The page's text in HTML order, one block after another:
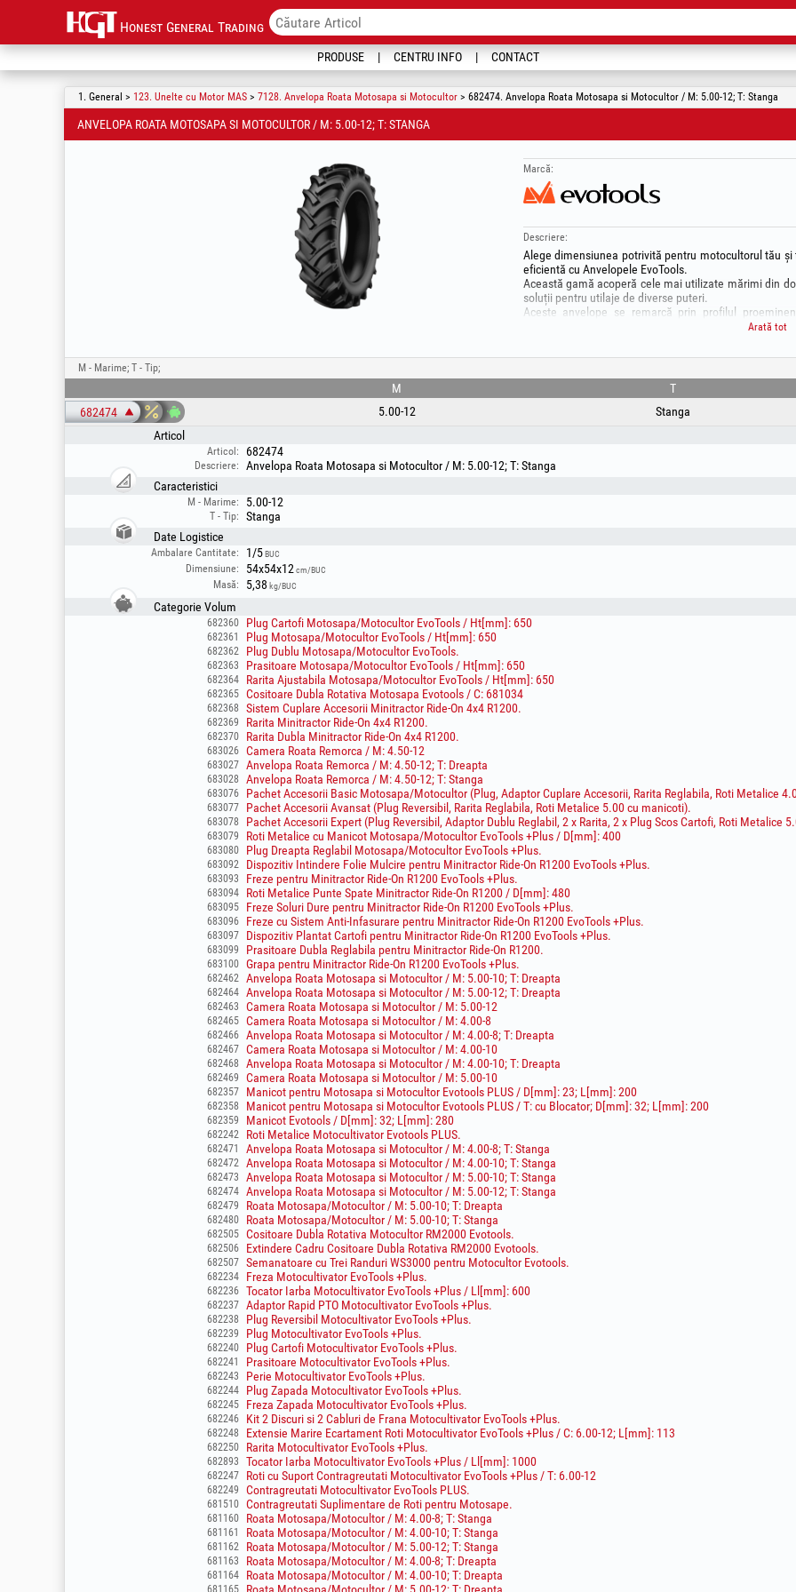
Honest General Trading
PRODUSE CENTRU INFO CONTACT
1. General > 123. Unelte cu Motor MAS > 7128. Anvelopa Roata Motosapa si Motocultor > 682474. Anvelopa Roata Motosapa si Motocultor / M: 5.00-12; T: Stanga
ANVELOPA ROATA MOTOSAPA SI MOTOCULTOR / M: 5.00-12; T: STANGA
Marcă:
Descriere:
Alege dimensiunea potrivită pentru motocultorul tău
eficientă cu Anvelopele EvoTools.
Această gamă acoperă cele mai utilizate mărimi din
soluții pentru utilaje de diverse puteri.
Aceste anvelope se remarcă prin profilul
excelentă pe pământ afânat și o capacitate optimă de
dedicate pentru partea stângă sau dreaptă,
tracțiune. Este soluția ideală pentru înlocuirea
manevrabilitatea utilajului în timpul arăturii sau
Arată tot
M - Marime; T - Tip;
M
T
682474
5.00-12 Stanga
Articol
Articol: 682474
Descriere:
Anvelopa Roata Motosapa si Motocultor / M: 5.00-12; T: Stanga
Caracteristici
M - Marime: 5.00-12
T - Tip:
Stanga
Date Logistice
Ambalare Cantitate: 1/5BUC
Dimensiune: 54x54x12 cm/BUC
Masă: 5,38 kg/BUC
Categorie Volum
682360 Plug Cartofi Motosapa/Motocultor EvoTools / Ht[mm]: 650
682361 Plug Motosapa/Motocultor EvoTools / Ht[mm]: 650
682362 Plug Dublu Motosapa/Motocultor EvoTools.
682363 Prasitoare Motosapa/Motocultor EvoTools / Ht[mm]: 650
682364 Rarita Ajustabila Motosapa/Motocultor EvoTools / Ht[mm]: 650
682365 Cositoare Dubla Rotativa Motosapa Evotools / C: 681034
682368 Sistem Cuplare Accesorii Minitractor Ride-On 4x4 R1200.
682369 Rarita Minitractor Ride-On 4x4 R1200.
682370 Rarita Dubla Minitractor Ride-On 4x4 R1200.
683026 Camera Roata Remorca / M: 4.50-12
683027 Anvelopa Roata Remorca / M: 4.50-12; T: Dreapta
683028 Anvelopa Roata Remorca / M: 4.50-12; T: Stanga
683076 Pachet Accesorii Basic Motosapa/Motocultor (Plug, Adaptor Cuplare Accesorii, Rarita Reglabila, Roti Metalice
683077 Pachet Accesorii Avansat (Plug Reversibil, Rarita Reglabila, Roti Metalice 5.00 cu manicoti).
683078 Pachet Accesorii Expert (Plug Reversibil, Adaptor Dublu Reglabil, 2 x Rarita, 2 x Plug Scos Cartofi, Roti Metalice
683079 Roti Metalice cu Manicot Motosapa/Motocultor EvoTools +Plus / D[mm]: 400
683080 Plug Dreapta Reglabil Motosapa/Motocultor EvoTools +Plus.
683092 Dispozitiv Intindere Folie Mulcire pentru Minitractor Ride-On R1200 EvoTools +Plus.
683093 Freze pentru Minitractor Ride-On R1200 EvoTools +Plus.
683094 Roti Metalice Punte Spate Minitractor Ride-On R1200 / D[mm]: 480
683095 Freze Soluri Dure pentru Minitractor Ride-On R1200 EvoTools +Plus.
683096 Freze cu Sistem Anti-Infasurare pentru Minitractor Ride-On R1200 EvoTools +Plus.
683097 Dispozitiv Plantat Cartofi pentru Minitractor Ride-On R1200 EvoTools +Plus.
683099 Prasitoare Dubla Reglabila pentru Minitractor Ride-On R1200.
683100 Grapa pentru Minitractor Ride-On R1200 EvoTools +Plus.
682462 Anvelopa Roata Motosapa si Motocultor / M: 5.00-10; T: Dreapta
682464 Anvelopa Roata Motosapa si Motocultor / M: 5.00-12; T: Dreapta
682463 Camera Roata Motosapa si Motocultor / M: 5.00-12
682465 Camera Roata Motosapa si Motocultor / M: 4.00-8
682466 Anvelopa Roata Motosapa si Motocultor / M: 4.00-8; T: Dreapta
682467 Camera Roata Motosapa si Motocultor / M: 4.00-10
682468 Anvelopa Roata Motosapa si Motocultor / M: 4.00-10; T: Dreapta
682469 Camera Roata Motosapa si Motocultor / M: 5.00-10
682357 Manicot pentru Motosapa si Motocultor Evotools PLUS / D[mm]: 23; L[mm]: 200
682358 Manicot pentru Motosapa si Motocultor Evotools PLUS / T: cu Blocator; D[mm]: 32; L[mm]: 200
682359 Manicot Evotools / D[mm]: 32; L[mm]: 280
682242 Roti Metalice Motocultivator Evotools PLUS.
682471 Anvelopa Roata Motosapa si Motocultor / M: 4.00-8; T: Stanga
682472 Anvelopa Roata Motosapa si Motocultor / M: 4.00-10; T: Stanga
682473 Anvelopa Roata Motosapa si Motocultor / M: 5.00-10; T: Stanga
682474 Anvelopa Roata Motosapa si Motocultor / M: 5.00-12; T: Stanga
682479 Roata Motosapa/Motocultor / M: 5.00-10; T: Dreapta
682480 Roata Motosapa/Motocultor / M: 5.00-10; T: Stanga
682505 Cositoare Dubla Rotativa Motocultor RM2000 Evotools.
682506 Extindere Cadru Cositoare Dubla Rotativa RM2000 Evotools.
682507 Semanatoare cu Trei Randuri WS3000 pentru Motocultor Evotools.
682234 Freza Motocultivator EvoTools +Plus.
682236 Tocator Iarba Motocultivator EvoTools +Plus / Ll[mm]: 600
682237 Adaptor Rapid PTO Motocultivator EvoTools +Plus.
682238 Plug Reversibil Motocultivator EvoTools +Plus.
682239 Plug Motocultivator EvoTools +Plus.
682240 Plug Cartofi Motocultivator EvoTools +Plus.
682241 Prasitoare Motocultivator EvoTools +Plus.
682243 Perie Motocultivator EvoTools +Plus.
682244 Plug Zapada Motocultivator EvoTools +Plus.
682245 Freza Zapada Motocultivator EvoTools +Plus.
682246 Kit 2 Discuri si 2 Cabluri de Frana Motocultivator EvoTools +Plus.
682248 Extensie Marire Ecartament Roti Motocultivator EvoTools +Plus / C: 6.00-12; L[mm]: 113
682250 Rarita Motocultivator EvoTools +Plus.
682893 Tocator Iarba Motocultivator EvoTools +Plus / Ll[mm]: 1000
682247 Roti cu Suport Contragreutati Motocultivator EvoTools +Plus / T: 6.00-12
682249 Contragreutati Motocultivator EvoTools PLUS.
681510 Contragreutati Suplimentare de Roti pentru Motosape.
681160 Roata Motosapa/Motocultor / M: 4.00-8; T: Stanga
681161 Roata Motosapa/Motocultor / M: 4.00-10; T: Stanga
681162 Roata Motosapa/Motocultor / M: 5.00-12; T: Stanga
681163 Roata Motosapa/Motocultor / M: 4.00-8; T: Dreapta
681164 Roata Motosapa/Motocultor / M: 4.00-10; T: Dreapta
681165